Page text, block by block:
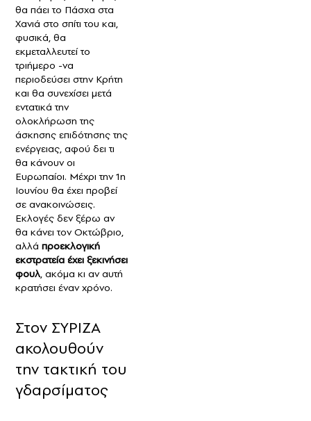
θα πάει το Πάσχα στα
Χανιά στο σπίτι του και,
φυσικά, θα
εκμεταλλευτεί το
τριήμερο -να
περιοδεύσει στην Κρήτη
και θα συνεχίσει μετά
εντατικά την
ολοκλήρωση της
άσκησης επιδότησης της
ενέργειας, αφού δει τι
θα κάνουν οι
Ευρωπαίοι. Μέχρι την 1η
Ιουνίου θα έχει προβεί
σε ανακοινώσεις.
Εκλογές δεν ξέρω αν
θα κάνει τον Οκτώβριο,
αλλά προεκλογική
εκστρατεία έχει ξεκινήσει
φουλ, ακόμα κι αν αυτή
κρατήσει έναν χρόνο.
Στον ΣΥΡΙΖΑ
ακολουθούν
την τακτική του
γδαρσίματος